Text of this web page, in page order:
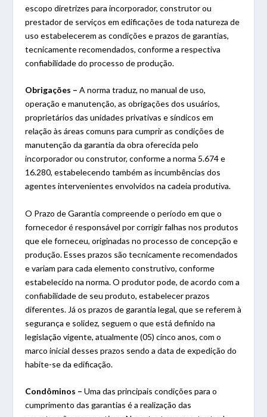
escopo diretrizes para incorporador, construtor ou
prestador de serviços em edificações de toda natureza de
uso estabelecerem as condições e prazos de garantias,
tecnicamente recomendados, conforme a respectiva
confiabilidade do processo de produção.
Obrigações – A norma traduz, no manual de uso,
operação e manutenção, as obrigações dos usuários,
proprietários das unidades privativas e síndicos em
relação às áreas comuns para cumprir as condições de
manutenção da garantia da obra oferecida pelo
incorporador ou construtor, conforme a norma 5.674 e
16.280, estabelecendo também as incumbências dos
agentes intervenientes envolvidos na cadeia produtiva.
O Prazo de Garantia compreende o período em que o
fornecedor é responsável por corrigir falhas nos produtos
que ele forneceu, originadas no processo de concepção e
produção. Esses prazos são tecnicamente recomendados
e variam para cada elemento construtivo, conforme
estabelecido na norma. O produtor pode, de acordo com a
confiabilidade de seu produto, estabelecer prazos
diferentes. Já os prazos de garantia legal, que se referem à
segurança e solidez, seguem o que está definido na
legislação vigente, atualmente (05) cinco anos, com o
marco inicial desses prazos sendo a data de expedição do
habite-se da edificação.
Condôminos – Uma das principais condições para o
cumprimento das garantias é a realização das